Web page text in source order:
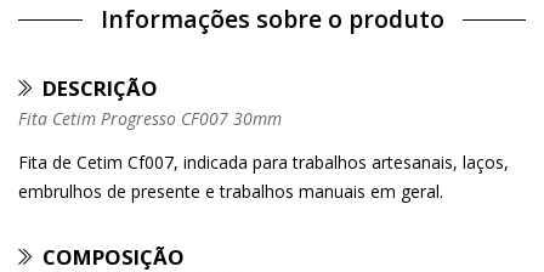
Informações sobre o produto
DESCRIÇÃO
Fita Cetim Progresso CF007 30mm
Fita de Cetim Cf007, indicada para trabalhos artesanais, laços,
embrulhos de presente e trabalhos manuais em geral.
COMPOSIÇÃO